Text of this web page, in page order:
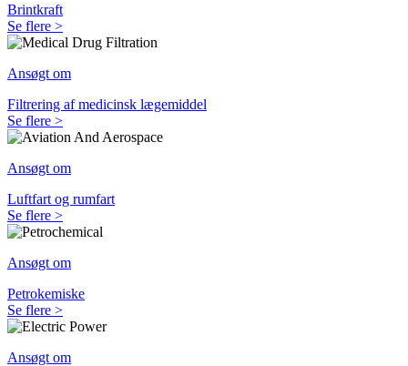
Brintkraft
Se flere >
Ansøgt om
Filtrering af medicinsk lægemiddel
Se flere >
Ansøgt om
Luftfart og rumfart
Se flere >
Ansøgt om
Petrokemiske
Se flere >
Ansøgt om